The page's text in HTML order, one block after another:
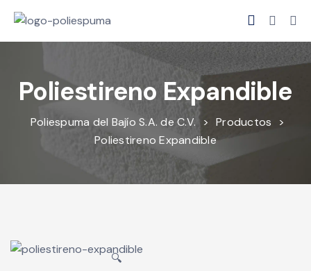
Poliestireno Expandible
Poliespuma del Bajío S.A. de C.V. > Productos
>
Poliestireno Expandible
🔍